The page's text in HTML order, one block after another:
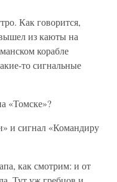
Как говорится,
из каюты на
корабле
то сигнальные
«Томске»?
и сигнал «Командиру
как смотрим: и от